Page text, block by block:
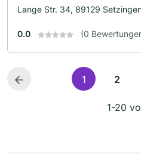
Lange Str. 34, 89129
0.0 (0
1 2
1-20